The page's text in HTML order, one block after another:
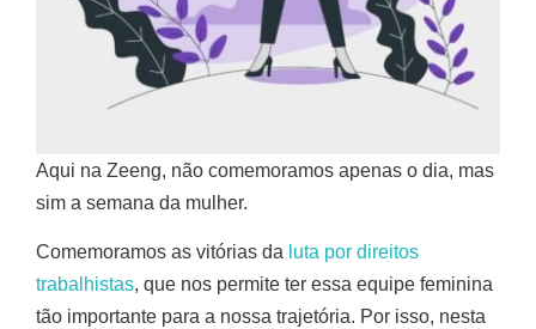
Aqui na Zeeng, não comemoramos apenas o dia, mas
sim a semana da mulher.
Comemoramos as vitórias da luta por direitos
trabalhistas, que nos permite ter essa equipe feminina
tão importante para a nossa trajetória. Por isso, nesta